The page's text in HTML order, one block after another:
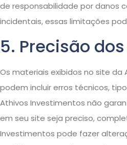
de responsabilidade por danos
incidentais, essas limitações
5. Precisão
Os materiais exibidos no site da
podem incluir erros técnicos,
Athivos Investimentos não
em seu site seja preciso,
Investimentos pode fazer